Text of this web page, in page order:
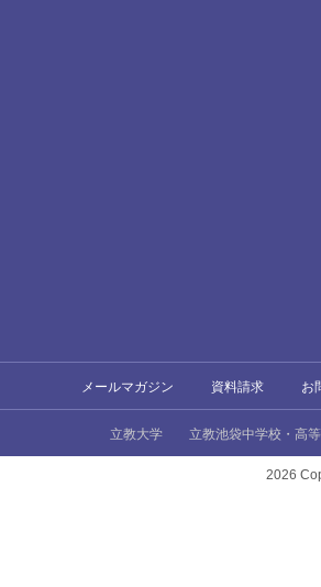
メールマガジン 資料請求 お
立教大学 立教池袋中学校・高
2026